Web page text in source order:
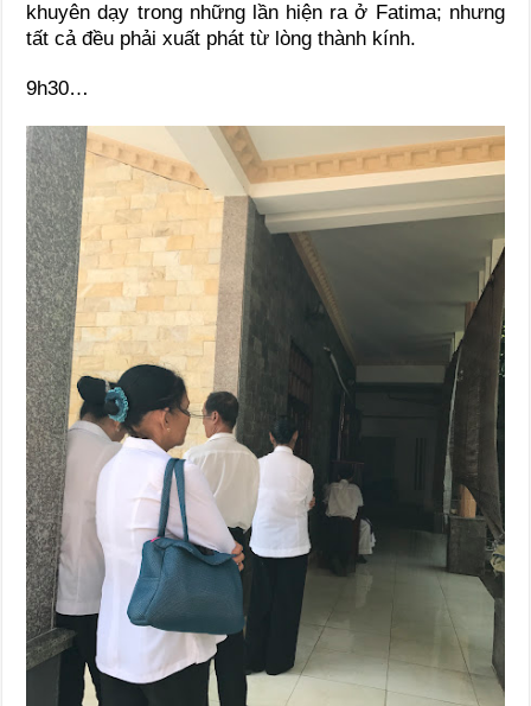
khuyên dạy trong những lần hiện ra ở Fatima; nhưng
tất cả đều phải xuất phát từ lòng thành kính.
9h30…